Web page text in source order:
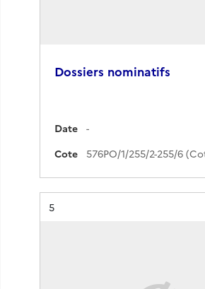
Dossiers nominatifs
Date
-
Cote
Résultat n°
5